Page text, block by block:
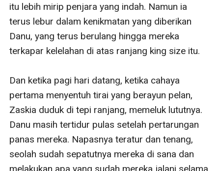
itu lebih mirip penjara yang indah. Namun ia
terus lebur dalam kenikmatan yang diberikan
Danu, yang terus berulang hingga mereka
terkapar kelelahan di atas ranjang king size itu.
Dan ketika pagi hari datang, ketika cahaya
pertama menyentuh tirai yang berayun pelan,
Zaskia duduk di tepi ranjang, memeluk lututnya.
Danu masih tertidur pulas setelah pertarungan
panas mereka. Napasnya teratur dan tenang,
seolah sudah sepatutnya mereka di sana dan
melakukan apa yang sudah mereka jalani selama